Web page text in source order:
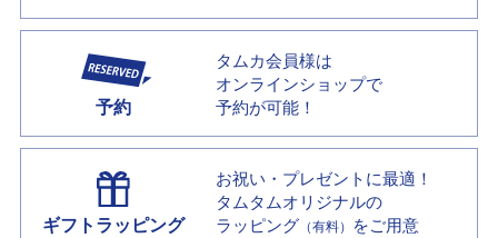
予約
タムカ会員様は
オンラインショップで
予約が可能！
ギフトラッピング
お祝い・プレゼントに最適！
タムタムオリジナルの
ラッピング （有料） をご用意